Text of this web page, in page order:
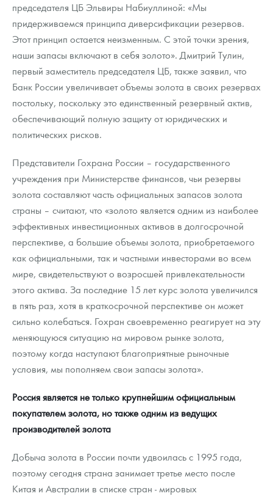
председателя ЦБ Эльвиры Набиуллиной: «Мы
придерживаемся принципа диверсификации резервов.
Этот принцип остается неизменным. С этой точки зрения,
наши запасы включают в себя золото». Дмитрий Тулин,
первый заместитель председателя ЦБ, также заявил, что
Банк России увеличивает объемы золота в своих резервах
постольку, поскольку это единственный резервный актив,
обеспечивающий полную защиту от юридических и
политических рисков.
Представители Гохрана России – государственного
учреждения при Министерстве финансов, чьи резервы
золота составляют часть официальных запасов золота
страны – считают, что «золото является одним из наиболее
эффективных инвестиционных активов в долгосрочной
перспективе, а большие объемы золота, приобретаемого
как официальными, так и частными инвесторами во всем
мире, свидетельствуют о возросшей привлекательности
этого актива. За последние 15 лет курс золота увеличился
в пять раз, хотя в краткосрочной перспективе он может
сильно колебаться. Гохран своевременно реагирует на эту
меняющуюся ситуацию на мировом рынке золота,
поэтому когда наступают благоприятные рыночные
условия, мы пополняем свои запасы золота».
Россия является не только крупнейшим официальным
покупателем золота, но также одним из ведущих
производителей золота
Добыча золота в России почти удвоилась с 1995 года,
поэтому сегодня страна занимает третье место после
Китая и Австралии в списке стран - мировых